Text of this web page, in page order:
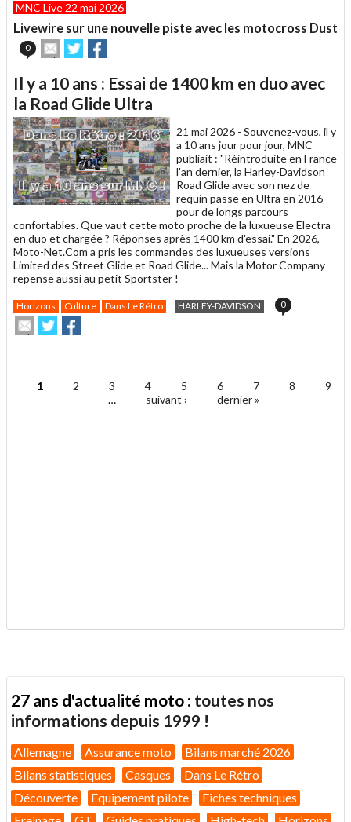
à
un
ami
MNC Live 22 mai 2026
Livewire sur une nouvelle piste avec les motocross Dust
0
Envoyer
cet
à
un
ami
Partager
sur sur
Il y a 10 ans : Essai de 1400 km en duo avec
la Road Glide Ultra
21 mai 2026 - Souvenez-vous, il y
a 10 ans jour pour jour, MNC
publiait : "Réintroduite en France
l'an dernier, la Harley-Davidson
Road Glide avec son nez de
requin passe en Ultra en 2016
pour de longs parcours
confortables. Que vaut cette moto proche de la luxueuse Electra
en duo et chargée ? Réponses après 1400 km d'essai." En 2026,
Moto-Net.Com a pris les commandes des luxueuses versions
Limited des Street Glide et Road Glide... Mais la Motor Company
repense aussi au petit Sportster !
Horizons Culture Dans Le Rétro HARLEY-DAVIDSON 0
Envoyer
cet
Partager
sur
sur
Pages
1 2 3 4 5 6 7 8
9
…
suivant › dernier »
27 ans d'actualité moto : toutes nos
informations depuis 1999 !
Allemagne Assurance moto
Bilans marché 2026
Bilans statistiques
Casques
Dans Le Rétro
Découverte
Equipement pilote
Fiches techniques